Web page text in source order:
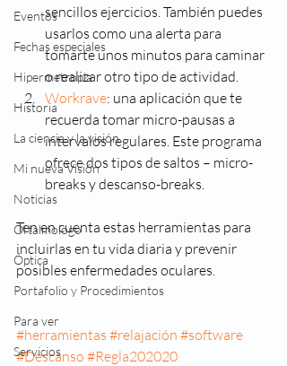
Eventos
Fechas especiales
Hipermetropia
Historia
La ciencia y la visión
Mi nueva Visión
Noticias
Oftalmologo
Óptica
Portafolio y Procedimientos
Para ver
Servicios
sencillos ejercicios. También puedes
usarlos como una alerta para
tomarte unos minutos para caminar
o realizar otro tipo de actividad.
Workrave: una aplicación que te
recuerda tomar micro-pausas a
intervalos regulares. Este programa
ofrece dos tipos de saltos – micro-
breaks y descanso-breaks.
Ten en cuenta estas herramientas para
incluirlas en tu vida diaria y prevenir
posibles enfermedades oculares.
#herramientas #relajación #software
#Descanso #Regla202020